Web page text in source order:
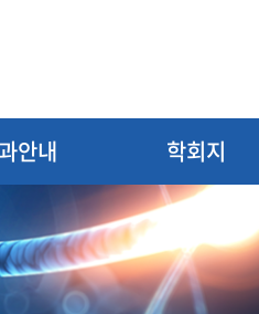
안내 학회지